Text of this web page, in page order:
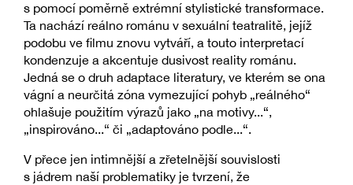
s pomocí poměrně extrémní stylistické transformace.
Ta nachází reálno románu v sexuální teatralitě, jejíž
podobu ve filmu znovu vytváří, a touto interpretací
kondenzuje a akcentuje dusivost reality románu.
Jedná se o druh adaptace literatury, ve kterém se ona
vágní a neurčitá zóna vymezující pohyb „reálného“
ohlašuje použitím výrazů jako „na motivy...“,
„inspirováno...“ či „adaptováno podle...“.
V přece jen intimnější a zřetelnější souvislosti
s jádrem naší problematiky je tvrzení, že